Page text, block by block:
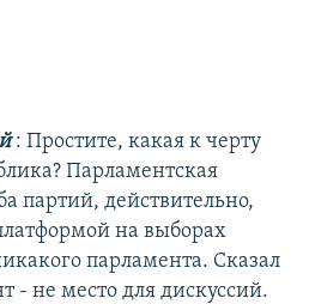
: Простите, какая к черту
Парламентская
партий, действительно,
на выборах
парламента. Сказал
- не место для дискуссий.